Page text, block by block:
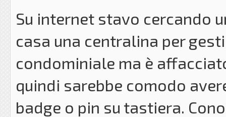
Su internet stavo cercando
casa una centralina per
condominiale ma è
quindi sarebbe comodo
badge o pin su tastiera.